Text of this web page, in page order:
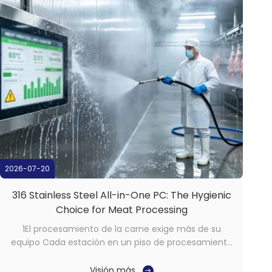
2026-07-20
316 Stainless Steel All-in-One PC: The Hygienic
Choice for Meat Processing
1El procesamiento de la carne exige más de su
equipo Cada estación en un piso de procesamiento
informático estándar simplemente no puede